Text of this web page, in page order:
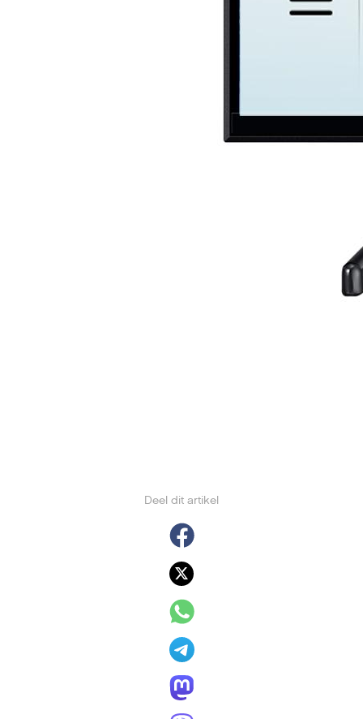
Deel dit artikel